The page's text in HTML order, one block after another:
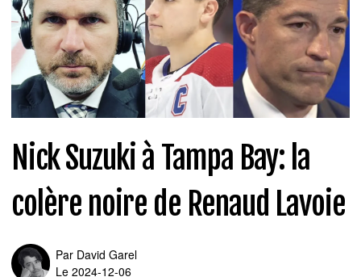
Nick Suzuki à Tampa Bay: la
colère noire de Renaud Lavoie
Par David Garel
Le 2024-12-06